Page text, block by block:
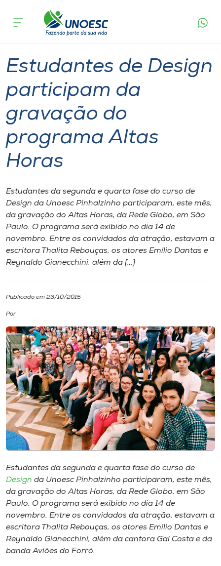
Cursos
Atendimento ao Estudante
Portal de Ensino
Internacionalização
I.nova
Cultura
CPA
Biblioteca
Editora
Rádio
Museu
Unoesc
Store
Selecione
o idioma
acontece
Estudantes de Design
participam da
gravação do
programa Altas
Horas
Estudantes da segunda e quarta fase do curso de
Design da Unoesc Pinhalzinho participaram, este mês,
da gravação do Altas Horas, da Rede Globo, em São
Paulo. O programa será exibido no dia 14 de
novembro. Entre os convidados da atração, estavam a
escritora Thalita Rebouças, os atores Emílio Dantas e
Reynaldo Gianecchini, além da […]
Publicado em 23/10/2015
Por
Estudantes da segunda e quarta fase do curso de
Design da Unoesc Pinhalzinho participaram, este mês,
da gravação do Altas Horas, da Rede Globo, em São
Paulo. O programa será exibido no dia 14 de
novembro. Entre os convidados da atração, estavam a
escritora Thalita Rebouças, os atores Emílio Dantas e
Reynaldo Gianecchini, além da cantora Gal Costa e da
banda Aviões do Forró.